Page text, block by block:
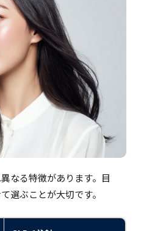
なる特徴があります。目
選ぶことが大切です。